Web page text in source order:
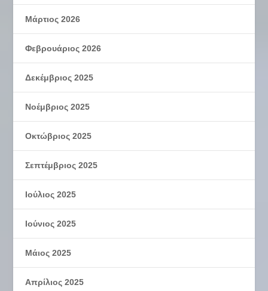
Μάρτιος 2026
Φεβρουάριος 2026
Δεκέμβριος 2025
Νοέμβριος 2025
Οκτώβριος 2025
Σεπτέμβριος 2025
Ιούλιος 2025
Ιούνιος 2025
Μάιος 2025
Απρίλιος 2025